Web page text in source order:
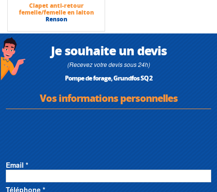
Clapet anti-retour
femelle/femelle en laiton
Renson
Je souhaite un devis
(Recevez votre devis sous 24h)
Pompe de forage, Grundfos SQ 2
Vos informations personnelles
Email *
Téléphone *